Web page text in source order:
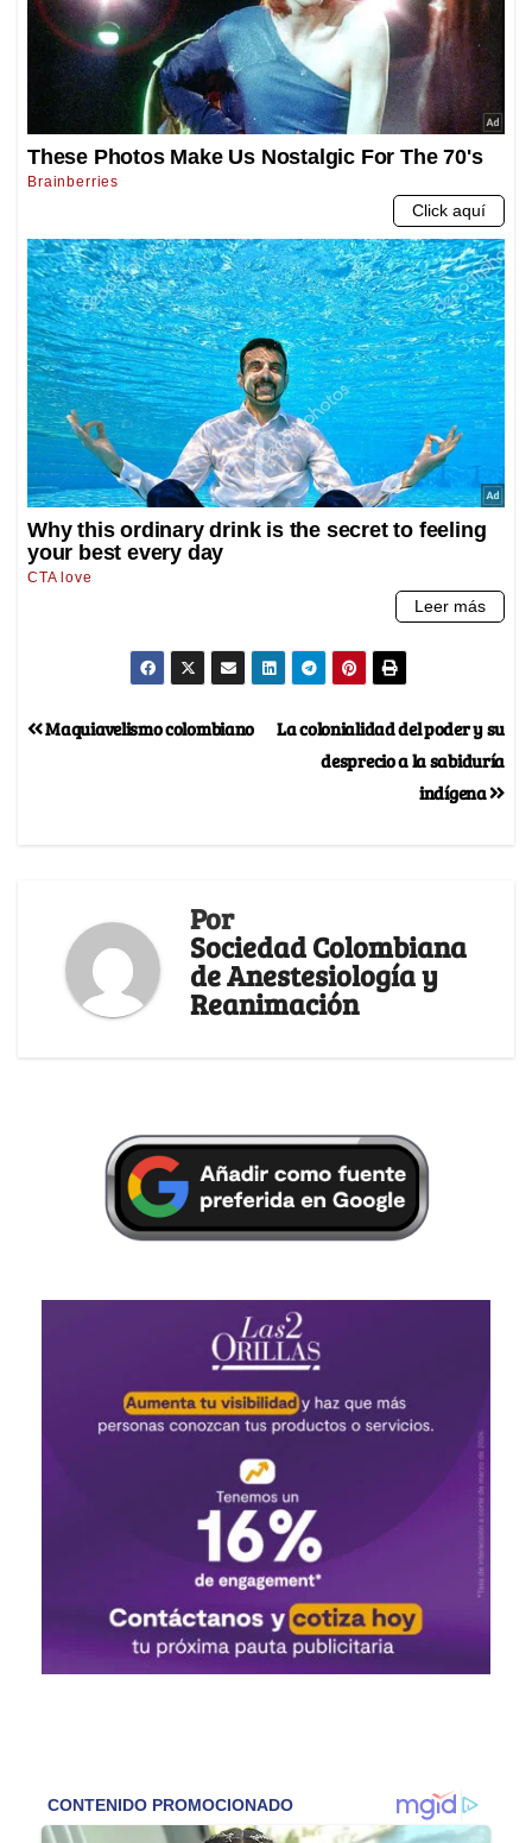
La colonialidad del poder y su
desprecio a la sabiduría
indígena
Maquiavelismo colombiano
Por
Sociedad Colombiana
de Anestesiología y
Reanimación